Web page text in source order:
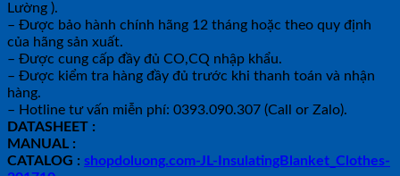
Lường ).
– Được bảo hành chính hãng 12 tháng hoặc theo quy định
của hãng sản xuất.
– Được cung cấp đầy đủ CO,CQ nhập khẩu.
– Được kiểm tra hàng đầy đủ trước khi thanh toán và nhận
hàng.
– Hotline tư vấn miễn phí: 0393.090.307 (Call or Zalo).
DATASHEET :
MANUAL :
CATALOG : shopdoluong.com-JL-InsulatingBlanket_Clothes-